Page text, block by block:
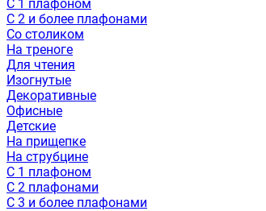
С 1 плафоном
С 2 и более плафонами
Со столиком
На треноге
Для чтения
Изогнутые
Декоративные
Офисные
Детские
На прищепке
На струбцине
С 1 плафоном
С 2 плафонами
С 3 и более плафонами